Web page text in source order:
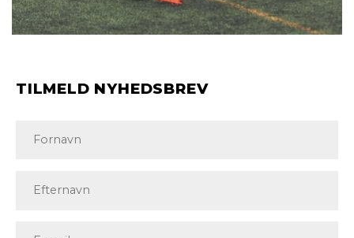
TILMELD NYHEDSBREV